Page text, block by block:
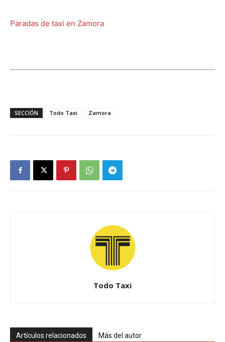
Paradas de taxi en Zamora
SECCIÓN Todo Taxi Zamora
Todo Taxi
Artículos relacionados Más del autor